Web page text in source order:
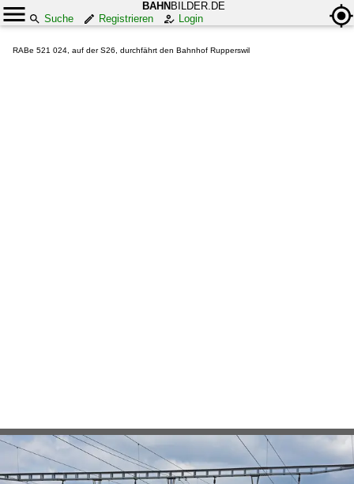
BAHN BILDER.DE
Suche
Registrieren Login
RABe 521 024, auf der S26, durchfährt den Bahnhof Rupperswil